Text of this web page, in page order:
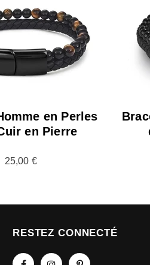
en Perles
en Pierre
25,00 €
RESTEZ CONNECTÉ